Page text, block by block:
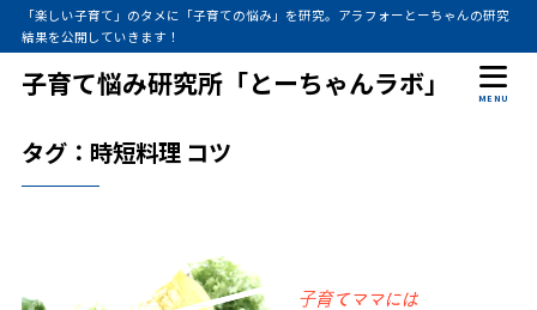
「楽しい子育て」のタメに「子育ての悩み」を研究。アラフォーとーちゃんの研究
結果を公開していきます！
子育て悩み研究所「とーちゃんラボ」 MENU
タグ：時短料理 コツ